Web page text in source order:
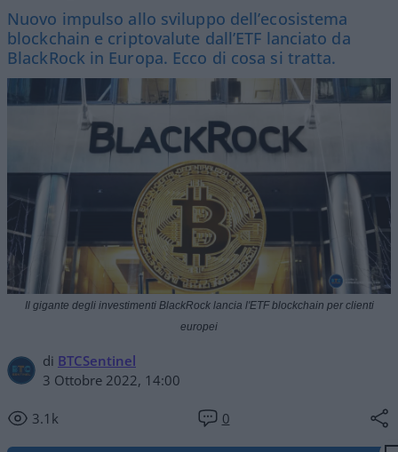
Nuovo impulso allo sviluppo dell’ecosistema
blockchain e criptovalute dall’ETF lanciato da
BlackRock in Europa. Ecco di cosa si tratta.
di BTCSentinel
3 Ottobre 2022, 14:00
3.1k 0
Il gigante degli investimenti BlackRock lancia l'ETF blockchain per clienti
europei